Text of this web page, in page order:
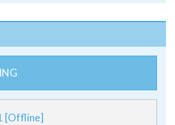
[Offline]